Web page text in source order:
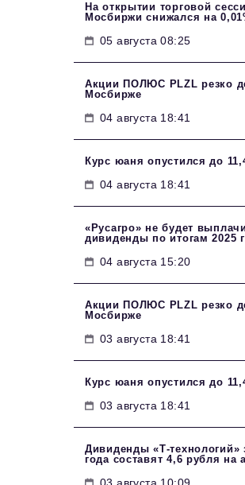
На открытии торговой
Мосбиржи снижался на
05 августа 08:25
Акции ПОЛЮС PLZL резко
Мосбирже
04 августа 18:41
Курс юаня опустился до
04 августа 18:41
«Русагро» не будет
дивиденды по итогам 2025
04 августа 15:20
Акции ПОЛЮС PLZL резко
Мосбирже
03 августа 18:41
Курс юаня опустился до
03 августа 18:41
Дивиденды «Т-технологий»
года составят 4,6 рубля на